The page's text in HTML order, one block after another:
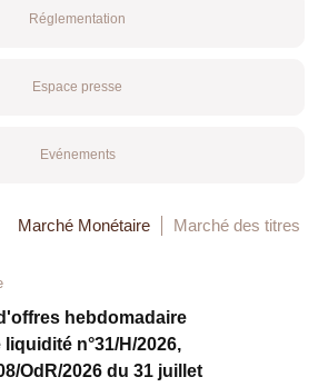
Réglementation
Espace presse
Evénements
Marché Monétaire Marché des titres
hebdomadaire
n°31/H/2026,
OdR/2026 du 31 juillet